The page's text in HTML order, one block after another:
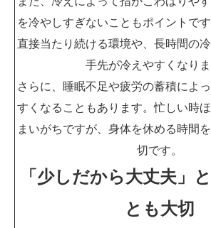
を冷やしすぎないこともポイントで
直接当たり続ける環境や、長時間の冷
手先が冷えやすくなりま
さらに、睡眠不足や疲労の蓄積によ
すくなることもあります。忙しい時
まいがちですが、身体を休める時間
切です。
「少しだから大丈夫」
とも大切